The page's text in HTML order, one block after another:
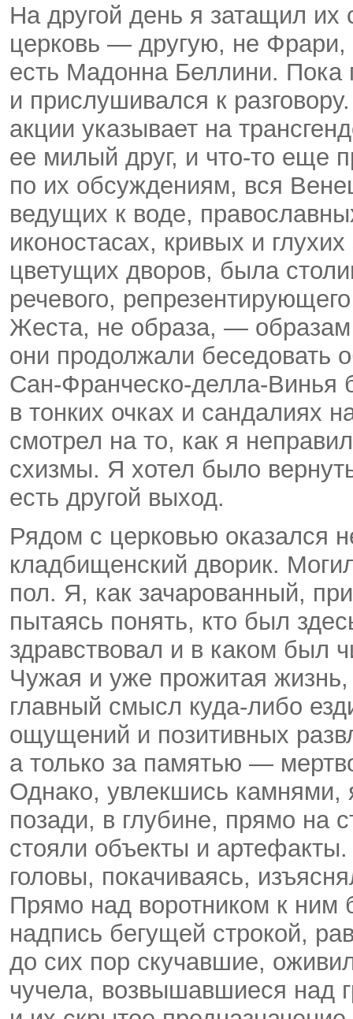
На другой день я затащил
церковь — другую, не
есть Мадонна Беллини.
и прислушивался к
акции указывает на
ее милый друг, и что-то еще
по их обсуждениям, вся
ведущих к воде,
иконостасах, кривых и
цветущих дворов, была
речевого,
Жеста, не образа, —
они продолжали беседовать
Сан-Франческо-делла-Винья
в тонких очках и сандалиях
смотрел на то, как я
схизмы. Я хотел было
есть другой выход.
Рядом с церковью оказался
кладбищенский дворик.
пол. Я, как зачарованный,
пытаясь понять, кто был
здравствовал и в каком был
Чужая и уже прожитая
главный смысл куда-либо
ощущений и позитивных
а только за памятью —
Однако, увлекшись камнями,
позади, в глубине, прямо на
стояли объекты и
головы, покачиваясь,
Прямо над воротником к ним
надпись бегущей строкой,
до сих пор скучавшие,
чучела, возвышавшиеся над